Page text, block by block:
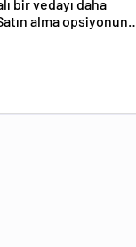
bir vedayı daha
alma opsiyonunu